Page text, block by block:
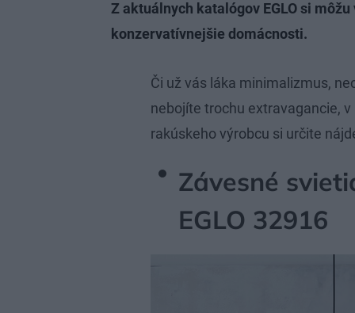
Z aktuálnych katalógov EGLO si
konzervatívnejšie domácnosti.
Či už vás láka minimalizmus,
nebojíte trochu extravagancie,
rakúskeho výrobcu si určite
Závesné
EGLO 32916